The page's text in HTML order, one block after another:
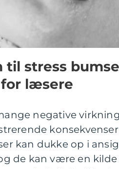
til stress
læsere
negative
kan dukke op i
de kan være en